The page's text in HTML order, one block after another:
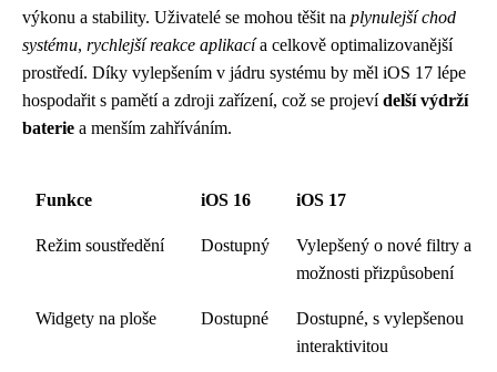
výkonu a stability. Uživatelé se mohou těšit na plynulejší chod
systému, rychlejší reakce aplikacía celkově optimalizovanější
prostředí. Díky vylepšením v jádru systému by měl iOS 17 lépe
hospodařit s pamětí a zdroji zařízení, což se projevídelší výdrží
baterie a menším zahříváním.
Funkce iOS 16 iOS 17
Režim soustředění Dostupný
Vylepšený o nové filtry a
možnosti přizpůsobení
Widgety na ploše Dostupné
Dostupné, s vylepšenou
interaktivitou